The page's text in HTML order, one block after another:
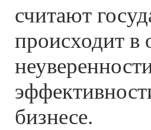
считают
происходит в
бизнесе.